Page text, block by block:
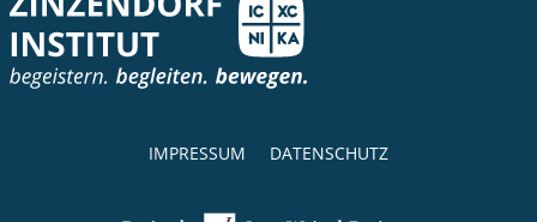
IMPRESSUM DATENSCHUTZ